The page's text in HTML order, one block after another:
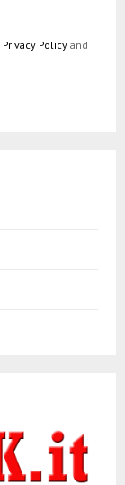
Privacy Policy and